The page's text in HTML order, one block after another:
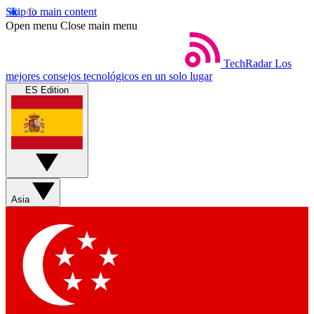
Skip to main content
Open menu Close main menu
TechRadar Los
mejores consejos tecnológicos en un solo lugar
ES Edition
Asia